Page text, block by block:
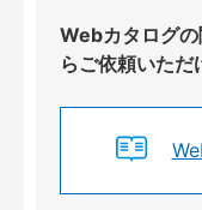
Webカタログ
らご依頼いただ